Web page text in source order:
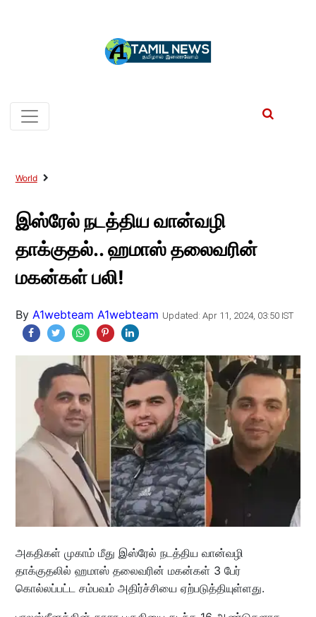
World
இஸ்ரேல் நடத்திய வான்வழி
தாக்குதல்.. ஹமாஸ் தலைவரின்
மகன்கள் பலி!
By A1webteam A1webteam Updated: Apr 11, 2024, 03:50 IST
அகதிகள் முகாம் மீது இஸ்ரேல் நடத்திய வான்வழி
தாக்குதலில் ஹமாஸ் தலைவரின் மகன்கள் 3 பேர்
கொல்லப்பட்ட சம்பவம் அதிர்ச்சியை ஏற்படுத்தியுள்ளது.